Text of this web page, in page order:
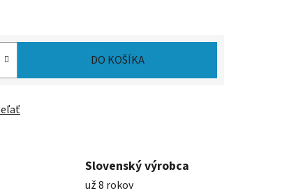
DO KOŠÍKA
Slovenský výrobca
už 8 rokov